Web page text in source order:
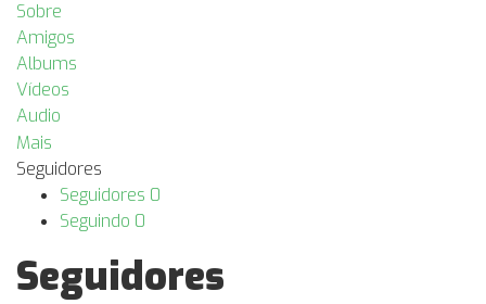
Sobre
Amigos
Albums
Vídeos
Audio
Mais
Seguidores
Seguidores 0
Seguindo 0
Seguidores